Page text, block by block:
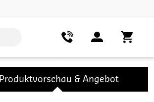
Produktvorschau & Angebot